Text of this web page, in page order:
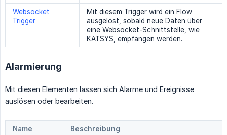
Websocket
Trigger
Mit diesem Trigger wird ein Flow
ausgelöst, sobald neue Daten über
eine Websocket-Schnittstelle, wie
KATSYS, empfangen werden.
Alarmierung
Mit diesen Elementen lassen sich Alarme und Ereignisse
auslösen oder bearbeiten.
Name
Beschreibung